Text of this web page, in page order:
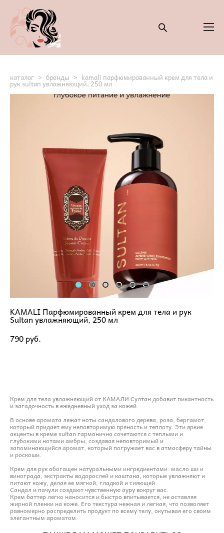
каталог > бренды > kamali парфюмированный крем для тела и
рук sultan увлажняющий, 250 мл
KAMALI Парфюмированный крем для тела и рук
Sultan увлажняющий, 250 мл
790 pуб.
Крем для тела увлажняющий от КАМАЛИ Султан добавит пикантность
и загадочность в ежедневный уход за кожей.
В основе аромата лежат ноты сандалового дерева, роза, бергамот,
который придает ему неповторимую пряность и теплоту. Эти яркие
акценты в креме sultan гармонично сочетаются с теплыми и
глубокими нотами амбры, создавая неповторимый и
запоминающийся аромат, который погружает вас в атмосферу тайны
и роскоши.
Крем для рук обогащен натуральными ингредиентами: масло ши и
винограда, экстракты водорослей и каштана, которые увлажняют и
питают кожу, делая ее мягкой, гладкой и сияющей.
Сандал и пачули создают чувственную ауру вокруг вас.
Крем баттер легко наносится и быстро впитывается, не оставляя
жирной пленки на коже. Его текстура нежная и легкая, что позволяет
равномерно распределить продукт по всему телу, окутывая его своим
элегантным ароматом.